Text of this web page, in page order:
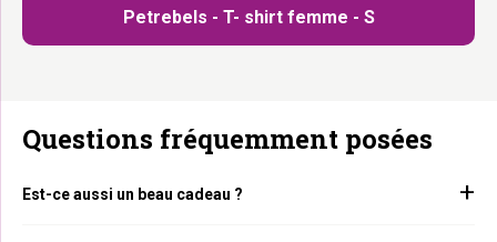
Petrebels - T- shirt femme - S
Questions fréquemment posées
Est-ce aussi un beau cadeau ?